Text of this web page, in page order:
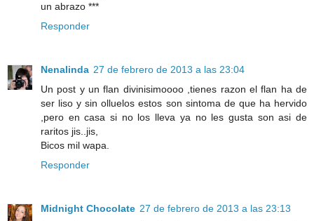
un abrazo ***
Responder
Nenalinda 27 de febrero de 2013 a las 23:04
Un post y un flan divinisimoooo ,tienes razon el flan ha de
ser liso y sin olluelos estos son sintoma de que ha hervido
,pero en casa si no los lleva ya no les gusta son asi de
raritos jis..jis,
Bicos mil wapa.
Responder
Midnight Chocolate 27 de febrero de 2013 a las 23:13